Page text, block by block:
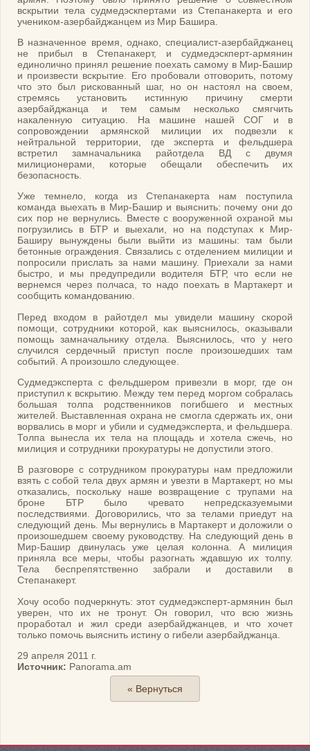
вскрытии тела судмедэскпертами из Степанакерта и его
учеником-азербайджанцем из Мир Башира.
В назначенное время, однако, специалист-азербайджанец
не прибыл в Степанакерт, и судмедэскперт-армянин
единолично принял решение поехать самому в Мир-Башир
и произвести вскрытие. Его пробовали отговорить, потому
что это был рискованный шаг, но он настоял на своем,
стремясь установить истинную причину смерти
азербайджанца и тем самым несколько смягчить
накаленную ситуацию. На машине нашей СОГ и в
сопровождении армянской милиции их подвезли к
нейтральной территории, где эксперта и фельдшера
встретил замначальника райотдела ВД с двумя
милиционерами, которые обещали обеспечить их
безопасность.
Уже темнело, когда из Степанакерта нам поступила
команда выехать в Мир-Башир и выяснить: почему они до
сих пор не вернулись. Вместе с вооруженной охраной мы
погрузились в БТР и выехали, но на подступах к Мир-
Баширу вынуждены были выйти из машины: там были
бетонные ограждения. Связались с отделением милиции и
попросили прислать за нами машину. Приехали за нами
быстро, и мы предупредили водителя БТР, что если не
вернемся через полчаса, то надо поехать в Мартакерт и
сообщить командованию.
Перед входом в райотдел мы увидели машину скорой
помощи, сотрудники которой, как выяснилось, оказывали
помощь замначальнику отдела. Выяснилось, что у него
случился сердечный приступ после произошедших там
событий. А произошло следующее.
Судмедэксперта с фельдшером привезли в морг, где он
приступил к вскрытию. Между тем перед моргом собралась
большая толпа родственников погибшего и местных
жителей. Выставленная охрана не смогла сдержать их, они
ворвались в морг и убили и судмедэксперта, и фельдшера.
Толпа вынесла их тела на площадь и хотела сжечь, но
милиция и сотрудники прокуратуры не допустили этого.
В разговоре с сотрудником прокуратуры нам предложили
взять с собой тела двух армян и увезти в Мартакерт, но мы
отказались, поскольку наше возвращение с трупами на
броне БТР было чревато непредсказуемыми
последствиями. Договорились, что за телами приедут на
следующий день. Мы вернулись в Мартакерт и доложили о
произошедшем своему руководству. На следующий день в
Мир-Башир двинулась уже целая колонна. А милиция
приняла все меры, чтобы разогнать ждавшую их толпу.
Тела беспрепятственно забрали и доставили в
Степанакерт.
Хочу особо подчеркнуть: этот судмедэксперт-армянин был
уверен, что их не тронут. Он говорил, что всю жизнь
проработал и жил среди азербайджанцев, и что хочет
только помочь выяснить истину о гибели азербайджанца.
29 апреля 2011 г.
Источник: Panorama.am
« Вернуться